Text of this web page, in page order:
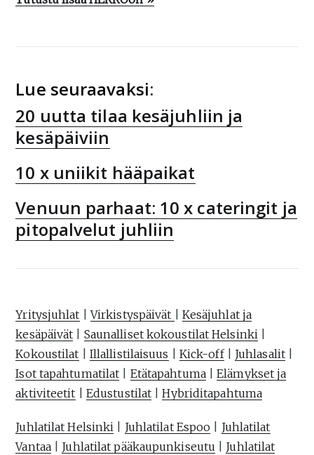
Lue seuraavaksi:
20 uutta tilaa kesäjuhliin ja
kesäpäiviin
10 x uniikit hääpaikat
Venuun parhaat: 10 x cateringit ja
pitopalvelut juhliin
Yritysjuhlat |Virkistyspäivät
Kesäjuhlat ja
kesäpäivät
Saunalliset kokoustilat Helsinki
Kokoustilat
Illallistilaisuus Kick-off| Juhlasalit|
Isot tapahtumatilat
Etätapahtuma|Elämykset ja
aktiviteetit
Edustustilat |Hybriditapahtuma
Juhlatilat Helsinki Juhlatilat Espoo
Juhlatilat
Vantaa
Juhlatilat pääkaupunkiseutu
Juhlatilat